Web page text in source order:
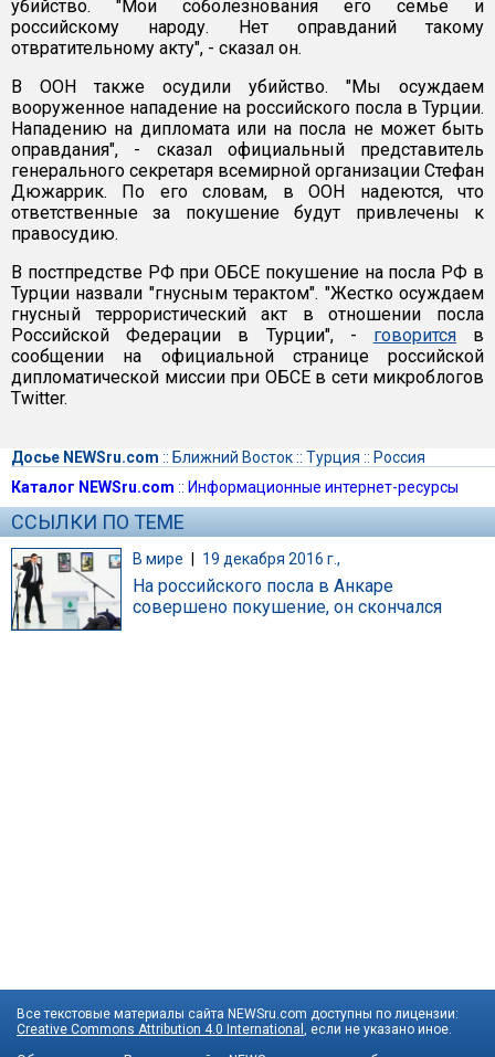
убийство. "Мои соболезнования его семье и
российскому народу. Нет оправданий такому
отвратительному акту", - сказал он.
В ООН также осудили убийство. "Мы осуждаем
вооруженное нападение на российского посла в Турции.
Нападению на дипломата или на посла не может быть
оправдания", - сказал официальный представитель
генерального секретаря всемирной организации Стефан
Дюжаррик. По его словам, в ООН надеются, что
ответственные за покушение будут привлечены к
правосудию.
В постпредстве РФ при ОБСЕ покушение на посла РФ в
Турции назвали "гнусным терактом". "Жестко осуждаем
гнусный террористический акт в отношении посла
Российской Федерации в Турции", - говоритсяв
сообщении на официальной странице российской
дипломатической миссии при ОБСЕ в сети микроблогов
Twitter.
Досье NEWSru.com :: Ближний Восток:: Турция :: Россия
Каталог NEWSru.com :: Информационные интернет-ресурсы
ССЫЛКИ ПО ТЕМЕ
В мире | 19 декабря 2016 г.,
На российского посла в Анкаре
совершено покушение, он скончался
Все текстовые материалы сайта NEWSru.com доступны по лицензии:
Creative Commons Attribution 4.0 International
, если не указано иное.